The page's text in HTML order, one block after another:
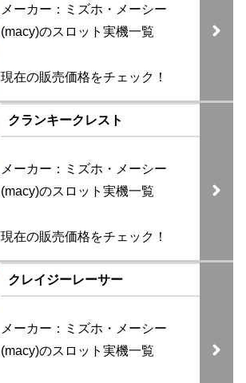
メーカー：ミズホ・メーシー
(macy)のスロット実機一覧
現在の販売価格をチェック！
クランキークレスト
メーカー：ミズホ・メーシー
(macy)のスロット実機一覧
現在の販売価格をチェック！
クレイジーレーサー
メーカー：ミズホ・メーシー
(macy)のスロット実機一覧